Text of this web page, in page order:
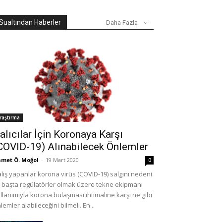
Haberler Daha Fazla
İçin Koronaya Karşı
19) Alınabilecek Önlemler
Ö. Moğol - 19 Mart 2020 0
yapanlar korona virüs (COVID-19) salgını nedeni
başta regülatörler olmak üzere tekne ekipmanı
korona bulaşması ihtimaline karşı ne gibi
alabileceğini bilmeli. En...